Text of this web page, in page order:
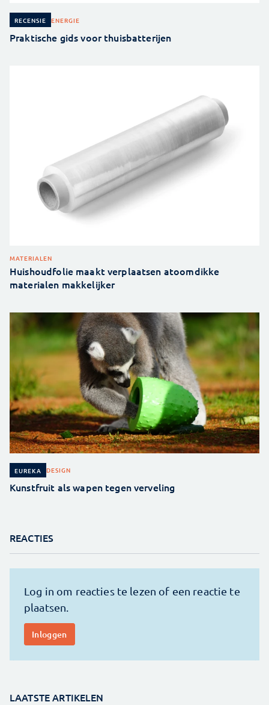
RECENSIE ENERGIE
Praktische gids voor thuisbatterijen
MATERIALEN
Huishoudfolie maakt verplaatsen atoomdikke
materialen makkelijker
EUREKA DESIGN
Kunstfruit als wapen tegen verveling
REACTIES
LAATSTE ARTIKELEN